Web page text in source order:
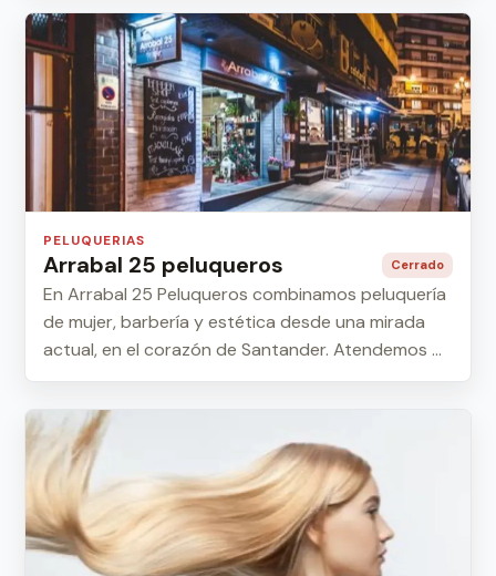
PELUQUERIAS
Arrabal 25 peluqueros Cerrado
En Arrabal 25 Peluqueros combinamos peluquería
de mujer, barbería y estética desde una mirada
actual, en el corazón de Santander. Atendemos ...